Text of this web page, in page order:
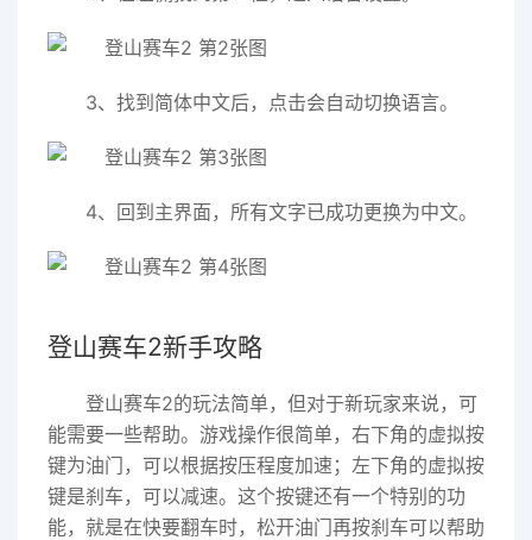
3、找到简体中文后，点击会自动切换语言。
4、回到主界面，所有文字已成功更换为中文。
登山赛车2新手攻略
登山赛车2的玩法简单，但对于新玩家来说，可
能需要一些帮助。游戏操作很简单，右下角的虚拟按
键为油门，可以根据按压程度加速；左下角的虚拟按
键是刹车，可以减速。这个按键还有一个特别的功
能，就是在快要翻车时，松开油门再按刹车可以帮助